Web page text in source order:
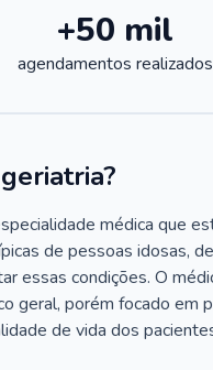
+50 mil
agendamentos realizados
médica que
de pessoas idosas,
essas condições. O
geral, porém focado em
de vida dos